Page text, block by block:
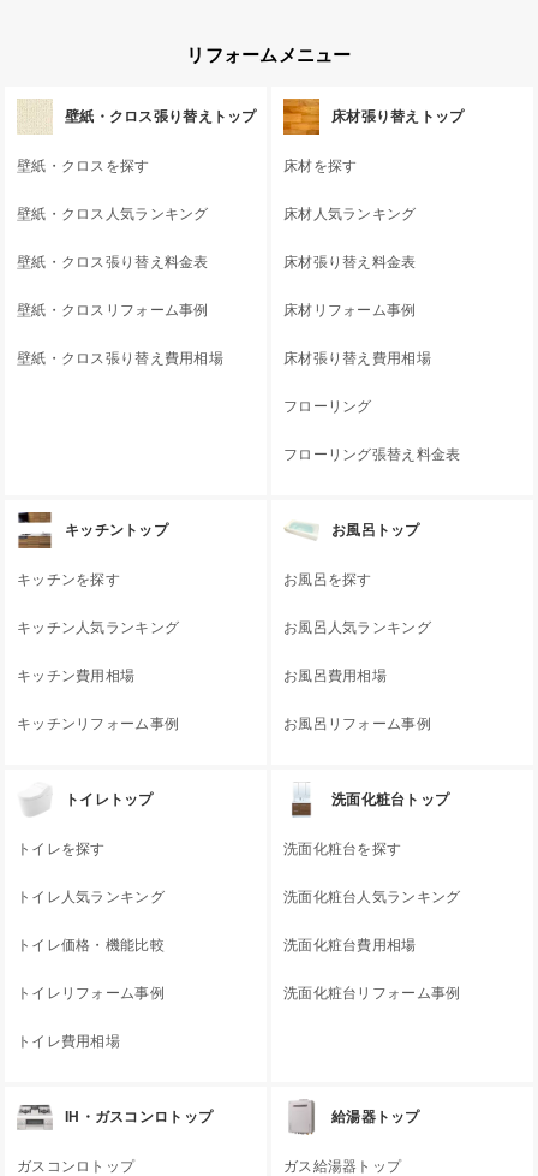
リフォームメニュー
壁紙・クロス張り替えトップ
壁紙・クロスを探す
壁紙・クロス人気ランキング
壁紙・クロス張り替え料金表
壁紙・クロスリフォーム事例
壁紙・クロス張り替え費用相場
床材張り替えトップ
床材を探す
床材人気ランキング
床材張り替え料金表
床材リフォーム事例
床材張り替え費用相場
フローリング
フローリング張替え料金表
キッチントップ
キッチンを探す
キッチン人気ランキング
キッチン費用相場
キッチンリフォーム事例
お風呂トップ
お風呂を探す
お風呂人気ランキング
お風呂費用相場
お風呂リフォーム事例
トイレトップ
トイレを探す
トイレ人気ランキング
トイレ価格・機能比較
トイレリフォーム事例
トイレ費用相場
洗面化粧台トップ
洗面化粧台を探す
洗面化粧台人気ランキング
洗面化粧台費用相場
洗面化粧台リフォーム事例
IH・ガスコンロトップ
ガスコンロトップ
給湯器トップ
ガス給湯器トップ